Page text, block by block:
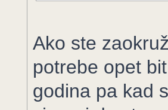
Ako ste
potrebe opet
godina pa kad